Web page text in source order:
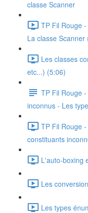
classe Scanner
TP Fil Rouge
La classe Scanner
Les classes
etc...) (5:06)
TP Fil Rouge
inconnus - Les
TP Fil Rouge
constituants
L'auto-boxing
Les
Les types